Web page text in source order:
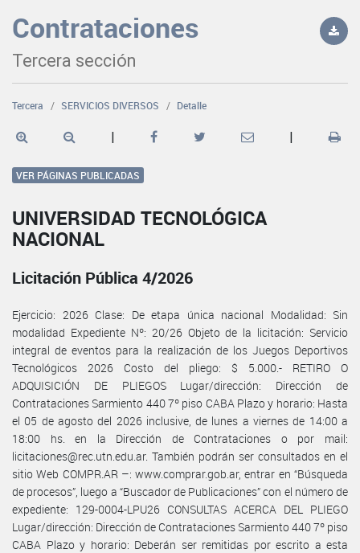
Contrataciones
Tercera sección
Tercera SERVICIOS DIVERSOS Detalle
| |
VER PÁGINAS PUBLICADAS
UNIVERSIDAD TECNOLÓGICA
NACIONAL
Licitación Pública 4/2026
Ejercicio: 2026 Clase: De etapa única nacional Modalidad: Sin
modalidad Expediente Nº: 20/26 Objeto de la licitación: Servicio
integral de eventos para la realización de los Juegos Deportivos
Tecnológicos 2026 Costo del pliego: $ 5.000.- RETIRO O
ADQUISICIÓN DE PLIEGOS Lugar/dirección: Dirección de
Contrataciones Sarmiento 440 7º piso CABA Plazo y horario: Hasta
el 05 de agosto del 2026 inclusive, de lunes a viernes de 14:00 a
18:00 hs. en la Dirección de Contrataciones o por mail:
licitaciones@rec.utn.edu.ar. También podrán ser consultados en el
sitio Web COMPR.AR –: www.comprar.gob.ar, entrar en “Búsqueda
de procesos”, luego a “Buscador de Publicaciones” con el número de
expediente: 129-0004-LPU26 CONSULTAS ACERCA DEL PLIEGO
Lugar/dirección: Dirección de Contrataciones Sarmiento 440 7º piso
CABA Plazo y horario: Deberán ser remitidas por escrito a esta